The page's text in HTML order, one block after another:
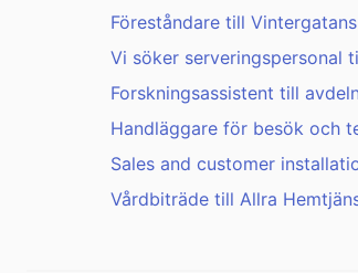
Föreståndare till
Vi söker serveringspersonal
Forskningsassistent till
Handläggare för besök och
Sales and customer
Vårdbiträde till Allra